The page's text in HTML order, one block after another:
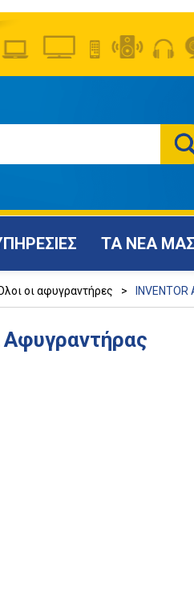
ΤΑ ΝΕΑ ΜΑΣ
οι αφυγραντήρες >
Αφυγραντήρας